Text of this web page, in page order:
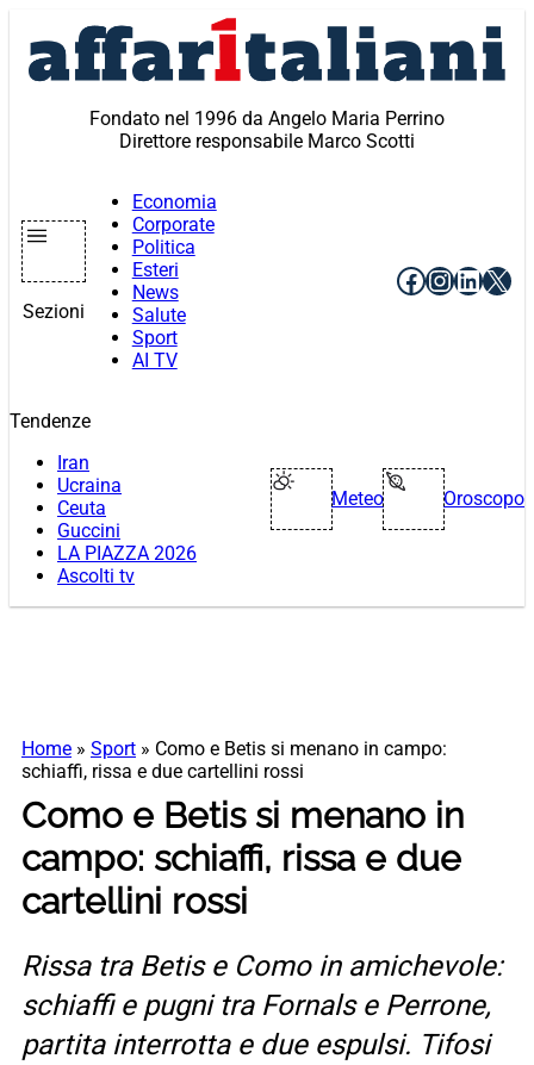
contenuto
Fondato nel 1996 da Angelo Maria Perrino
Direttore responsabile Marco Scotti
Sezioni
Economia
Corporate
Politica
Esteri
News
Salute
Sport
AI TV
Facebook
X
Tendenze
Iran
Ucraina
Ceuta
Guccini
LA PIAZZA 2026
Ascolti tv
Meteo Oroscopo
Home » Sport » Como e Betis si menano in campo:
schiaffi, rissa e due cartellini rossi
Como e Betis si menano in
campo: schiaffi, rissa e due
cartellini rossi
Rissa tra Betis e Como in amichevole:
schiaffi e pugni tra Fornals e Perrone,
partita interrotta e due espulsi. Tifosi